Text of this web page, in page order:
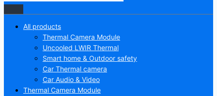
All products
Thermal Camera Module
Uncooled LWIR Thermal
Smart home & Outdoor safety
Car Thermal camera
Car Audio & Video
Thermal Camera Module